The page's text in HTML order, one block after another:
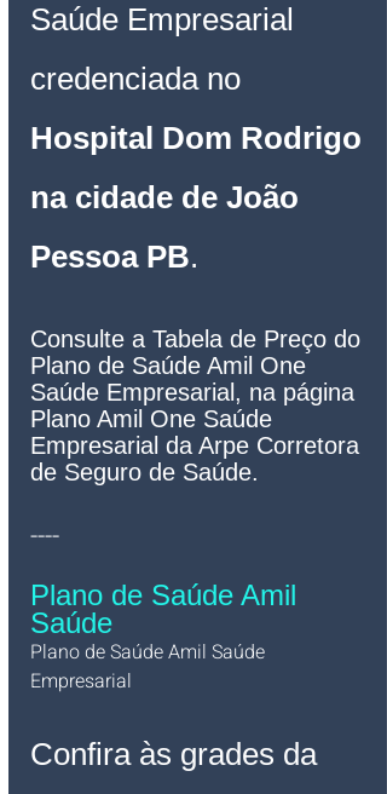
Saúde Empresarial
credenciada no
Hospital Dom Rodrigo
na cidade de João
Pessoa PB.
Consulte a Tabela de Preço do
Plano de Saúde Amil One
Saúde Empresarial, na página
Plano Amil One Saúde
Empresarial da Arpe Corretora
de Seguro de Saúde.
----
Plano de Saúde Amil
Saúde
Plano de Saúde Amil Saúde
Empresarial
Confira às grades da